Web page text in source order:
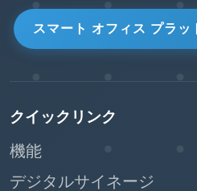
スマート オフィス プラッ
クイックリンク
機能
デジタルサイネージ